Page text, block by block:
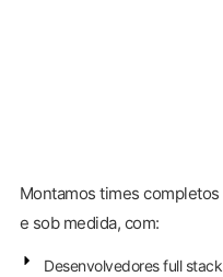
Montamos times completos
e sob medida, com:
Desenvolvedores full stack